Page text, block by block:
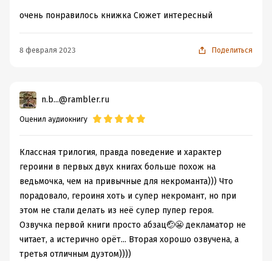
очень понравилось книжка Сюжет интересный
8 февраля 2023 Поделиться
n.b...@rambler.ru
Оценил аудиокнигу
Классная трилогия, правда поведение и характер
героини в первых двух книгах больше похож на
ведьмочка, чем на привычные для некроманта))) Что
порадовало, героиня хоть и супер некромант, но при
этом не стали делать из неё супер пупер героя.
Озвучка первой книги просто абзац🤕😬 декламатор не
читает, а истерично орёт... Вторая хорошо озвучена, а
третья отличным дуэтом))))